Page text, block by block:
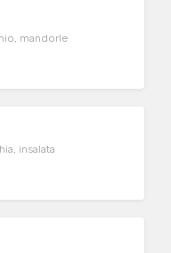
mandorle
insalata